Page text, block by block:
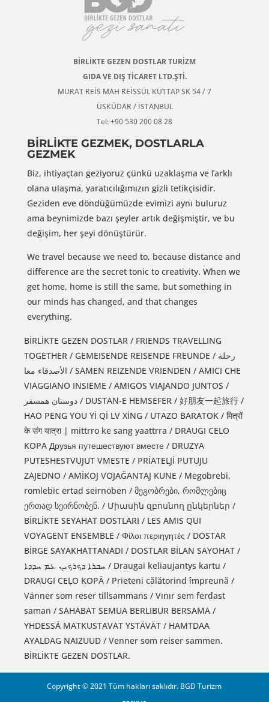
BİRLİKTE GEZEN DOSTLAR TURİZM
GIDA VE DIŞ TİCARET LTD.ŞTİ.
MURAT REİS MAH REİSSÜL KÜTTAP SK 54 / 7
ÜSKÜDAR / İSTANBUL
Tel: +90 530 200 08 28
BİRLİKTE GEZMEK, DOSTLARLA
GEZMEK
Biz, ihtiyaçtan geziyoruz çünkü uzaklaşma ve farklı
olana ulaşma, yaratıcılığımızın gizli tetikçisidir.
Geziden eve döndüğümüzde evimizi aynı buluruz
ama beynimizde bazı şeyler artık değişmiştir, ve bu
değişim, her şeyi dönüştürür.
We travel because we need to, because distance and
difference are the secret tonic to creativity. When we
get home, home is still the same, but something in
our minds has changed, and that changes
everything.
BİRLİKTE GEZEN DOSTLAR / FRIENDS TRAVELLING
TOGETHER / GEMEISENDE REISENDE FREUNDE / رحلة
الأصدقاء معا / SAMEN REIZENDE VRIENDEN / AMICI CHE
VIAGGIANO INSIEME / AMIGOS VIAJANDO JUNTOS /
دوستان همسفر / DUSTAN-E HEMSEFER / 好朋友一起旅行 /
HAO PENG YOU Yİ Qİ LV XİNG / UTAZO BARATOK / मित्रों
के संग यात्रा | mittrro ke sang yaattrra / DRAUGI CELO
KOPA Друзья путешествуют вместе / DRUZYA
PUTESHESTVUJUT VMESTE / PRİATELJİ PUTUJU
ZAJEDNO / AMİKOJ VOJAĞANTAJ KUNE / Megobrebi,
romlebic ertad seirnoben / მეგობრები, რომლებიც
ერთად სეირნობენ. / Միասին զբոսնող ընկերներ /
BİRLİKTE SEYAHAT DOSTLARI / LES AMIS QUI
VOYAGENT ENSEMBLE / Φίλοι περιηγητές / DOSTAR
BİRGE SAYAKHATTANADI / DOSTLAR BİLAN SAYOHAT /
ܚܒܪܐ ܕܟܪܟܝܢ ܥܡ ܚܕܕܐ / Draugai keliaujantys kartu /
DRAUGI CEĻO KOPĀ / Prieteni călătorind împreună /
Vänner som reser tillsammans / Vınır sem ferdast
saman / SAHABAT SEMUA BERLIBUR BERSAMA /
YHDESSÄ MATKUSTAVAT YSTÄVÄT / HAMTDAA
AYALDAG NAIZUUD / Venner som reiser sammen.
BİRLİKTE GEZEN DOSTLAR.
Copyright © 2021 Tüm hakları saklıdır. BGD Turizm